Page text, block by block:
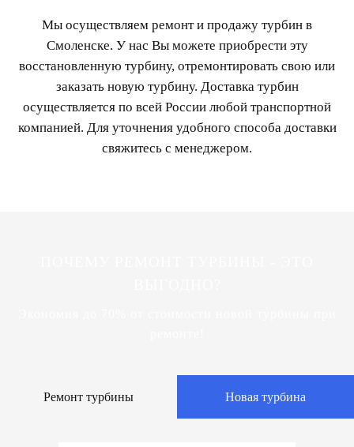
Мы осуществляем ремонт и продажу турбин в
Смоленске. У нас Вы можете приобрести эту
восстановленную турбину, отремонтировать свою или
заказать новую турбину. Доставка турбин
осуществляется по всей России любой транспортной
компанией. Для уточнения удобного способа доставки
свяжитесь с менеджером.
Ремонт турбины Новая турбина